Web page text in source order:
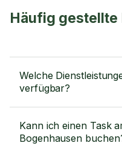
Häufig gestellte
Welche
verfügbar?
Kann ich einen Task
Bogenhausen